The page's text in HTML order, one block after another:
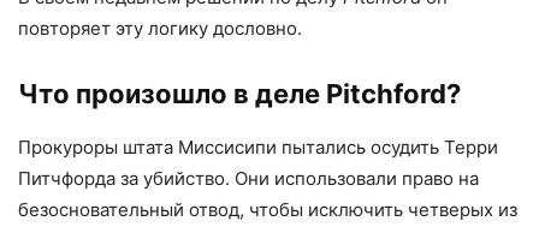
повторяет эту логику дословно.
Что произошло в деле Pitchford?
Прокуроры штата Миссисипи пытались осудить Терри
Питчфорда за убийство. Они использовали право на
безосновательный отвод, чтобы исключить четверых из